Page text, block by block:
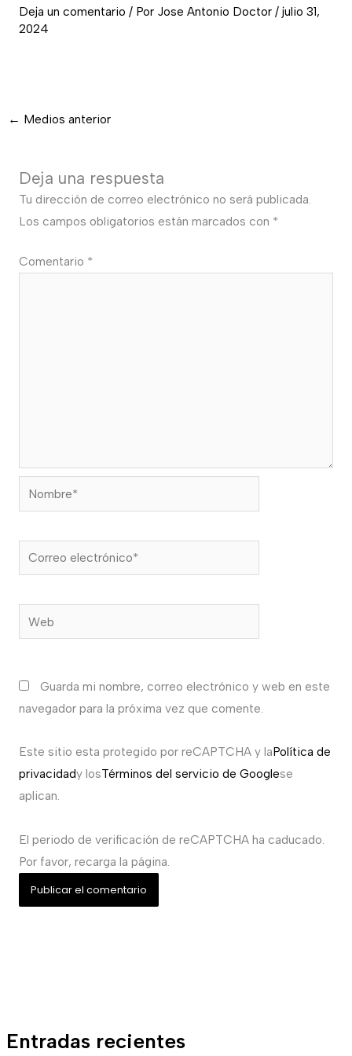
Entradas recientes
Deja un comentario / Por Jose Antonio Doctor / julio 31,
2024
← Medios anterior
Deja una respuesta
Tu dirección de correo electrónico no será publicada.
Los campos obligatorios están marcados con *
Comentario *
Nombre*
Correo
electrónico*
Web
Guarda mi nombre, correo electrónico y web en este
navegador para la próxima vez que comente.
Este sitio esta protegido por reCAPTCHA y laPolítica de
privacidady losTérminos del servicio de Googlese
aplican.
El periodo de verificación de reCAPTCHA ha caducado.
Por favor, recarga la página.